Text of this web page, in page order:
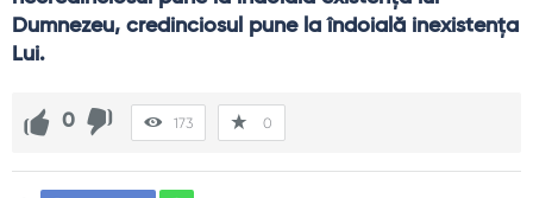
Dumnezeu, credinciosul pune la îndoială inexistenţa
Lui.
0 173 0